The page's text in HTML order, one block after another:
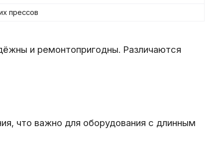
прессов
и ремонтопригодны. Различаются
что важно для оборудования с длинным